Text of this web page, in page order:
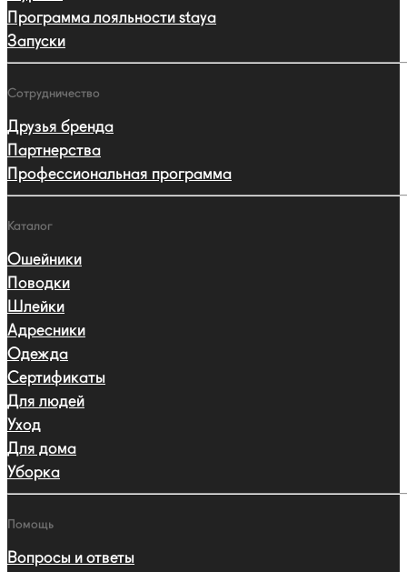
Программа лояльности staya
Запуски
Сотрудничество
Друзья бренда
Партнерства
Профессиональная программа
Каталог
Ошейники
Поводки
Шлейки
Адресники
Одежда
Сертификаты
Для людей
Уход
Для дома
Уборка
Помощь
Вопросы и ответы